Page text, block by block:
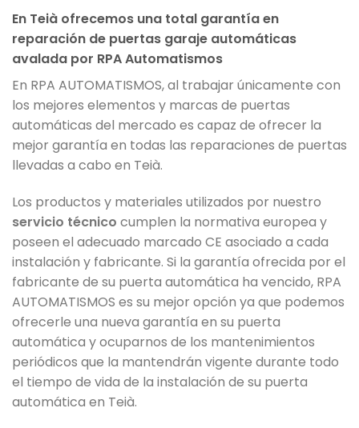
En Teià ofrecemos una total garantía en
reparación de puertas garaje automáticas
avalada por RPA Automatismos
En RPA AUTOMATISMOS, al trabajar únicamente con
los mejores elementos y marcas de puertas
automáticas del mercado es capaz de ofrecer la
mejor garantía en todas las reparaciones de puertas
llevadas a cabo en Teià.
Los productos y materiales utilizados por nuestro
servicio técnico cumplen la normativa europea y
poseen el adecuado marcado CE asociado a cada
instalación y fabricante. Si la garantía ofrecida por el
fabricante de su puerta automática ha vencido, RPA
AUTOMATISMOS es su mejor opción ya que podemos
ofrecerle una nueva garantía en su puerta
automática y ocuparnos de los mantenimientos
periódicos que la mantendrán vigente durante todo
el tiempo de vida de la instalación de su puerta
automática en Teià.